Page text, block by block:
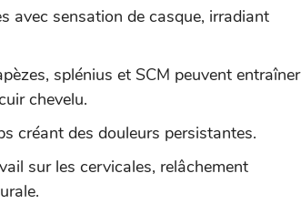
avec sensation de casque, irradiant
splénius et SCM peuvent entraîner
chevelu.
créant des douleurs persistantes.
sur les cervicales, relâchement